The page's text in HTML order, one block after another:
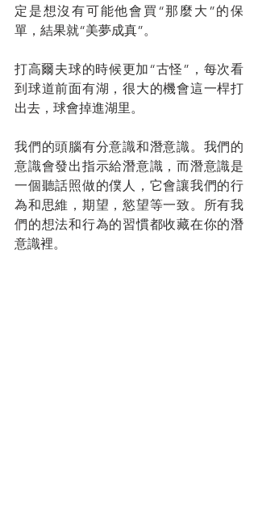
定是想沒有可能他會買“那麼大”的保
單，結果就“美夢成真”。
打高爾夫球的時候更加“古怪”，每次看
到球道前面有湖，很大的機會這一桿打
出去，球會掉進湖里。
我們的頭腦有分意識和潛意識。我們的
意識會發出指示給潛意識，而潛意識是
一個聽話照做的僕人，它會讓我們的行
為和思維，期望，慾望等一致。所有我
們的想法和行為的習慣都收藏在你的潛
意識裡。